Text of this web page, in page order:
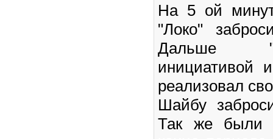
На 5 ой
"Локо"
Дальше
инициативой
реализовал
Шайбу
Так же были